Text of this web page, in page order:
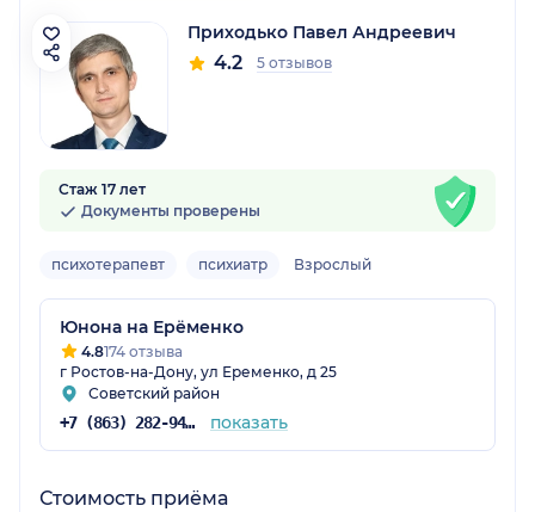
Приходько Павел Андреевич
4.2 5 отзывов
Стаж 17 лет
Документы проверены
психотерапевт психиатр Взрослый
Юнона на Ерёменко
4.8174 отзыва
г Ростов-на-Дону, ул Еременко, д 25
Советский район
+7 (863) 282-94-42 показать
Стоимость приёма